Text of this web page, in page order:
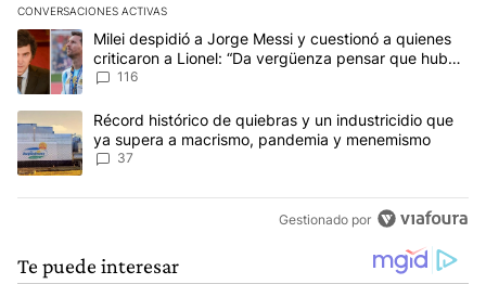
CONVERSACIONES ACTIVAS
Este listado muestra los artículos con más comentarios en los
Un artículo de tendencia con el título "Milei despidió a Jorge
Milei despidió a Jorge Messi y cuestionó a quienes
criticaron a Lionel: “Da vergüenza pensar que hubo
anti-Messi”
116
Un artículo de tendencia con el título "Récord histórico de
Récord histórico de quiebras y un industricidio que
ya supera a macrismo, pandemia y menemismo
37
Gestionado por